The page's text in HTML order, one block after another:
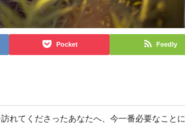
Pocket Feedly
れてくださったあなたへ、今一番必要なことに